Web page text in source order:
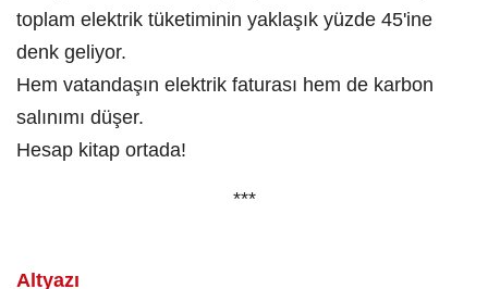
toplam elektrik tüketiminin yaklaşık yüzde 45'ine
denk geliyor.
Hem vatandaşın elektrik faturası hem de karbon
salınımı düşer.
Hesap kitap ortada!
***
Altyazı